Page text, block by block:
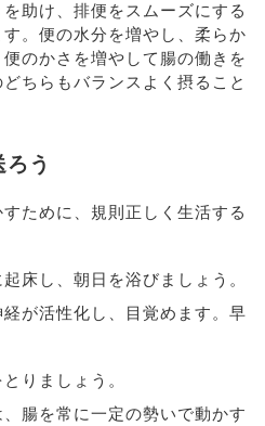
助け、排便をスムーズにする
。便の水分を増やし、柔らか
のかさを増やして腸の働きを
ちらもバランスよく摂ること
う
ために、規則正しく生活する
床し、朝日を浴びましょう。
が活性化し、目覚めます。早
りましょう。
腸を常に一定の勢いで動かす